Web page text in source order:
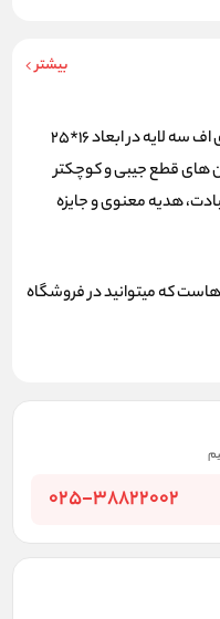
بیشتر
رحل پروانه ای نگین دار از جنس ام دی اف سه لایه در ابعاد 16*25
های قطع جیبی و کوچکتر
هدیه معنوی و جایزه
که میتوانید درفروشگاه
025-38822002